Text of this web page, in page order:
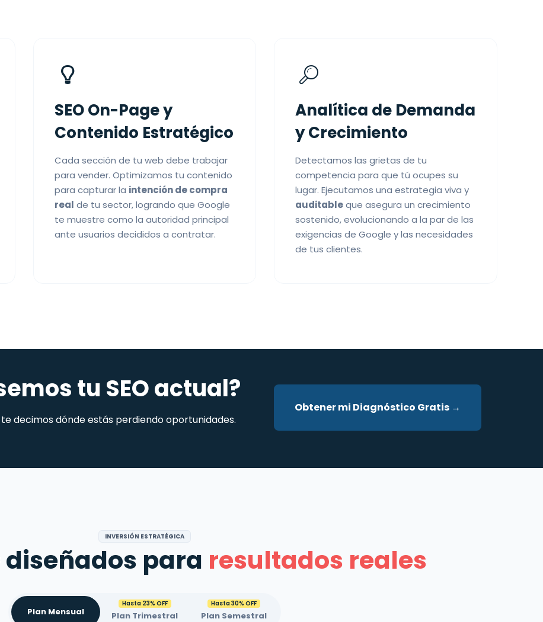
SEO On-Page y
Contenido Estratégico
Cada sección de tu web debe trabajar
para vender. Optimizamos tu contenido
para capturar la intención de compra
real de tu sector, logrando que Google
te muestre como la autoridad principal
ante usuarios decididos a contratar.
Analítica de Demanda
y Crecimiento
Detectamos las grietas de tu
competencia para que tú ocupes su
lugar. Ejecutamos una estrategia viva y
auditableque asegura un crecimiento
sostenido, evolucionando a la par de las
exigencias de Google y las necesidades
de tus clientes.
tu SEO actual?
decimos dónde estás perdiendo oportunidades.
Obtener mi Diagnóstico Gratis →
INVERSIÓN ESTRATÉGICA
diseñados para resultados reales
Plan Mensual
Hasta 23% OFF
Plan Trimestral
Hasta 30% OFF
Plan Semestral